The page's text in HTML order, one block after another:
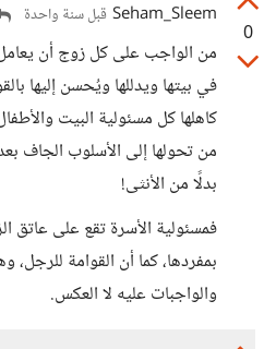
0
Seham_Sleem قبل سنة واحدة
من الواجب على كل زوج أن
في بيتها ويدللها ويُحسن إليها
كاهلها كل مسئولية البيت
من تحولها إلى الأسلوب الجاف
بدلًا من الأنثى!
فمسئولية الأسرة تقع على عاتق
بمفردها، كما أن القوامة للرجل،
والواجبات عليه لا العكس.